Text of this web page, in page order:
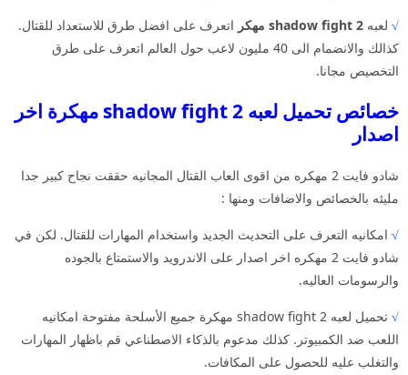
√ لعبه shadow fight 2 مهكر
اتعرف على افضل طرق للاستعداد للقتال.
كذالك والانضمام الى 40 مليون لاعب حول العالم اتعرف على طرق
التخصيص مجانا.
خصائص تحميل لعبه shadow fight 2 مهكرة اخر
اصدار
شادو فايت 2 مهكره من اقوى العاب القتال المجانيه حققت نجاح كبير جدا
مليئه بالخصائص والاضافات ومنها :
√ امكانيه التعرف على التحديث الجديد واستخدام المهارات للقتال. لكن في
شادو فايت 2 مهكره اخر اصدار على الاندرويد والاستمتاع بالجوده
والرسومات العاليه.
√
تحميل لعبه shadow fight 2 مهكرة جميع الأسلحة مفتوحة امكانيه
اللعب ضد الكمبيوتر. كذلك مدعوم بالذكاء الاصطناعي قم باظهار المهارات
والتغلب عليه للحصول على المكافات.